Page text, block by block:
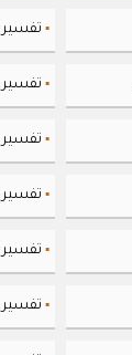
▪ تفسير
▪ تفسير
▪ تفسير
▪ تفسير
▪ تفسير
▪ تفسير